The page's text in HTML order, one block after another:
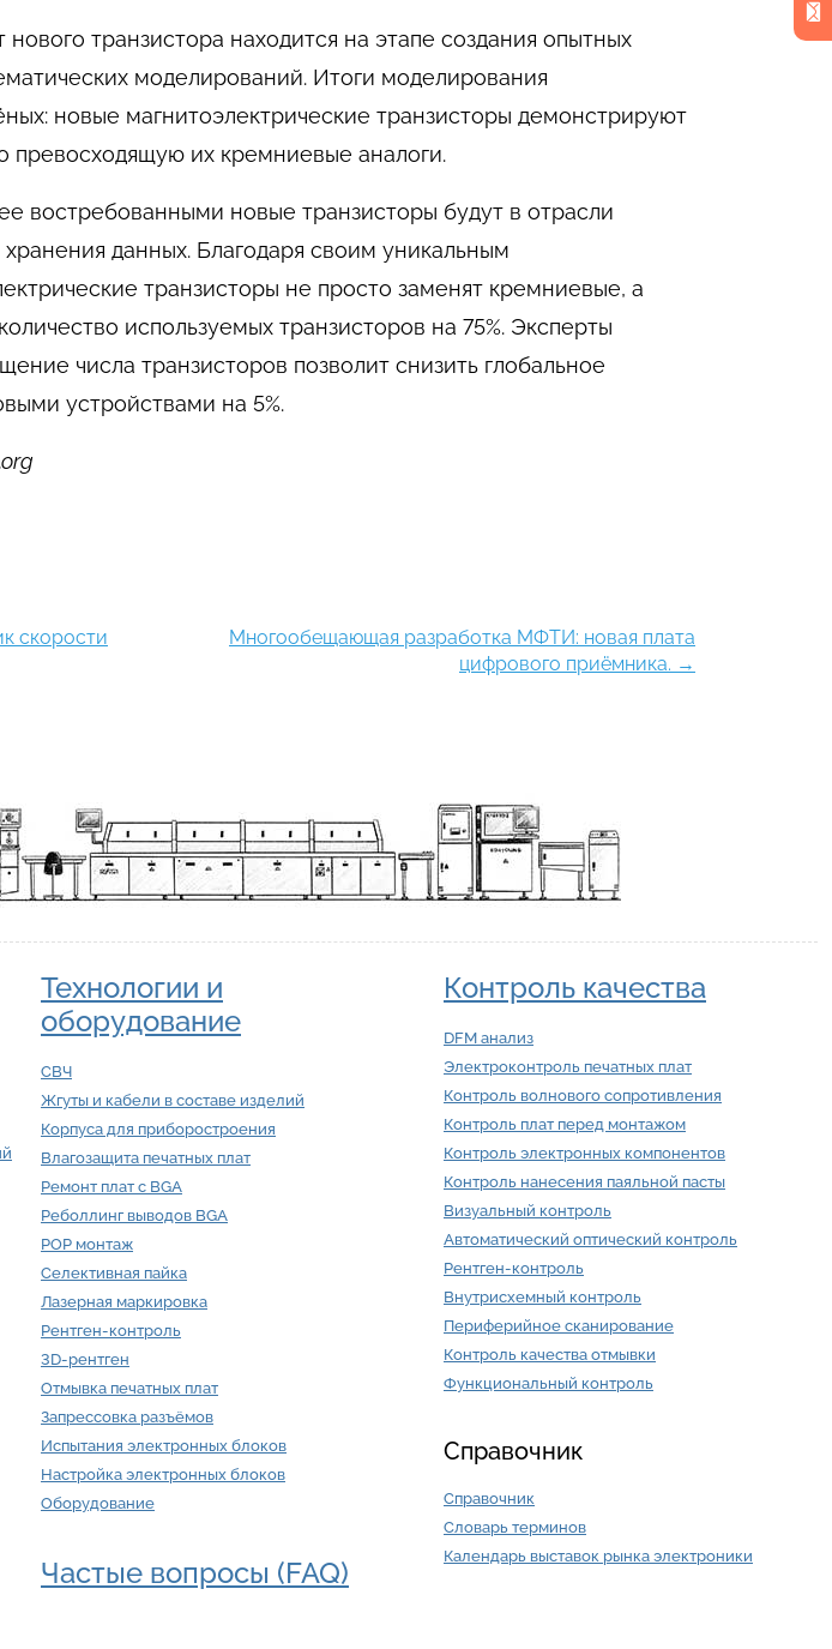
транзистора находится на этапе создания опытных
моделирований. Итоги моделирования
новые магнитоэлектрические транзисторы демонстрируют
превосходящую их кремниевые аналоги.
востребованными новые транзисторы будут в отрасли
хранения данных. Благодаря своим уникальным
транзисторы не просто заменят кремниевые, а
используемых транзисторов на 75%. Эксперты
числа транзисторов позволит снизить глобальное
устройствами на 5%.
скорости
Многообещающая разработка МФТИ: новая плата
цифрового приёмника. →
Технологии и
оборудование
СВЧ
Жгуты и кабели в составе изделий
Корпуса для приборостроения
Влагозащита печатных плат
Ремонт плат с BGA
Реболлинг выводов BGA
POP монтаж
Селективная пайка
Лазерная маркировка
Рентген-контроль
3D-рентген
Отмывка печатных плат
Запрессовка разъёмов
Испытания электронных блоков
Настройка электронных блоков
Оборудование
Частые вопросы (FAQ)
Контроль качества
DFM анализ
Электроконтроль печатных плат
Контроль волнового сопротивления
Контроль плат перед монтажом
Контроль электронных компонентов
Контроль нанесения паяльной пасты
Визуальный контроль
Автоматический оптический контроль
Рентген-контроль
Внутрисхемный контроль
Периферийное сканирование
Контроль качества отмывки
Функциональный контроль
Справочник
Справочник
Словарь терминов
Календарь выставок рынка электроники